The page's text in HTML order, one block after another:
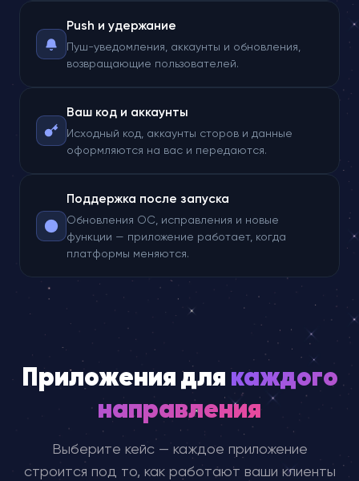
Push и удержание
Пуш-уведомления, аккаунты и обновления,
возвращающие пользователей.
Ваш код и аккаунты
Исходный код, аккаунты сторов и данные
оформляются на вас и передаются.
Поддержка после запуска
Обновления ОС, исправления и новые
функции — приложение работает, когда
платформы меняются.
Приложения длякаждого
направления
Выберите кейс — каждое приложение
строится под то, как работают ваши клиенты